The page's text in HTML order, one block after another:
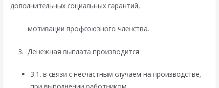
дополнительных социальных гарантий,
мотивации профсоюзного членства.
3. Денежная выплата производится:
3.1. в связи с несчастным случаем на производстве,